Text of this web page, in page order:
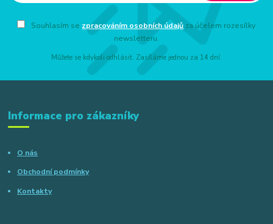
Souhlasím se zpracováním osobních údajů za účelem rozesílky
newsletteru.
Můžete se kdykoli odhlásit. Zasíláme jednou za 14 dní.
Informace pro zákazníky
O nás
Obchodní podmínky
Kontakty